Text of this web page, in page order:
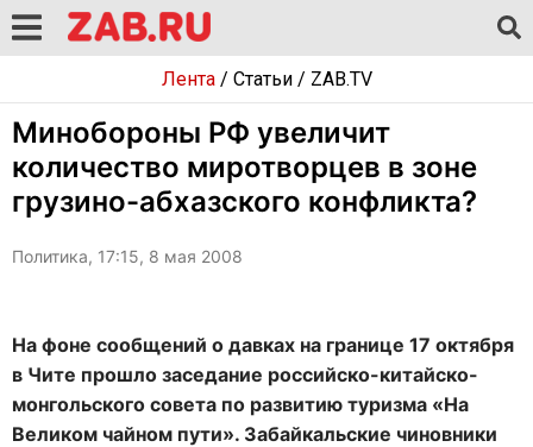
Лента/ Статьи/ ZAB.TV
Минобороны РФ увеличит
количество миротворцев в зоне
грузино-абхазского конфликта?
Политика, 17:15, 8 мая 2008
На фоне сообщений о давках на границе 17 октября
в Чите прошло заседание российско-китайско-
монгольского совета по развитию туризма «На
Великом чайном пути». Забайкальские чиновники